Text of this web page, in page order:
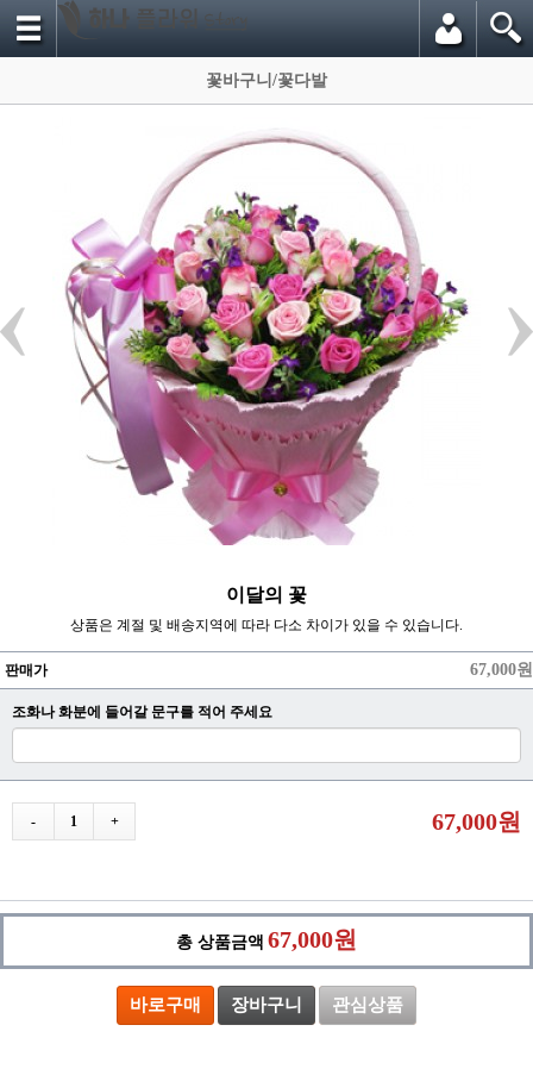
꽃바구니/꽃다발
이달의 꽃
상품은 계절 및 배송지역에 따라 다소 차이가 있을 수 있습니다.
판매가 67,000원
조화나 화분에 들어갈 문구를 적어 주세요
- 1 + 67,000원
총 상품금액 67,000원
바로구매 장바구니 관심상품